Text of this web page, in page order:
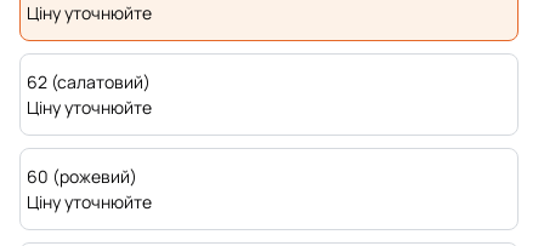
Ціну уточнюйте
62 (салатовий)
Ціну уточнюйте
60 (рожевий)
Ціну уточнюйте